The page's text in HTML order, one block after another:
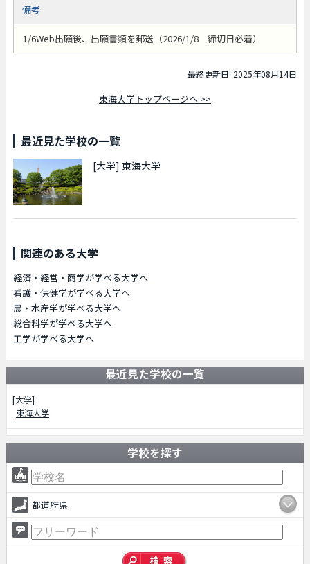
備考
1/6Web出願後、出願書類を郵送（2026/1/8 締切日必着）
最終更新日: 2025年08月14日
東海大学トップページへ >>
最近見た学校の一覧
[大学] 東海大学
関連のある大学
経済・経営・商学が学べる大学へ
看護・保健学が学べる大学へ
農・水産学が学べる大学へ
総合科学が学べる大学へ
工学が学べる大学へ
最近見た学校の一覧
[大学]
東海大学
学校を探す
都道府県